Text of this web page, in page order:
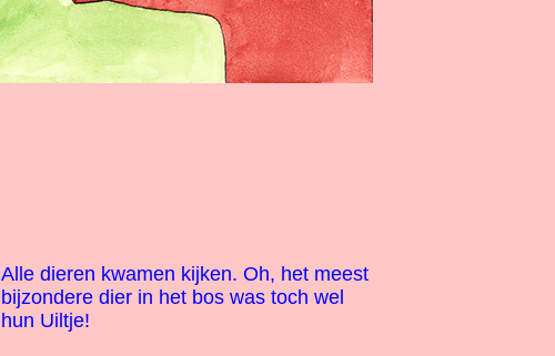
Alle dieren kwamen kijken. Oh, het meest
bijzondere dier in het bos was toch wel
hun Uiltje!